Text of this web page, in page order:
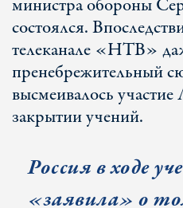
министра обороны
состоялся.
телеканале «НТВ»
пренебрежительный
высмеивалось
закрытии учений.
Россия в ходе
«заявила» о